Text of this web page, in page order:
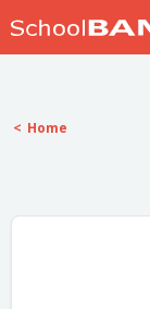
Home